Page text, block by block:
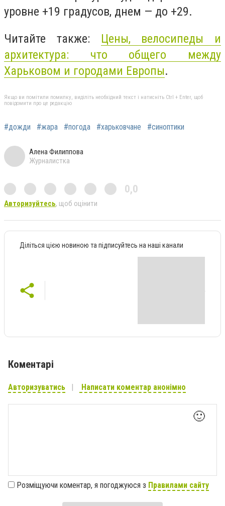
уровне +19 градусов, днем — до +29.
Читайте также: Цены, велосипеды и
архитектура: что общего между
Харьковом и городами Европы.
Якщо ви помітили помилку, виділіть необхідний текст і натисніть Ctrl + Enter, щоб
повідомити про це редакцію
#дожди #жара #погода #харьковчане #синоптики
Алена Филиппова
Журналистка
0,0
Авторизуйтесь, щоб оцінити
Діліться цією новиною та підписуйтесь на наші канали
Коментарі
Авторизуватись Написати коментар анонімно
🙂
Розміщуючи коментар, я погоджуюся з Правилами сайту